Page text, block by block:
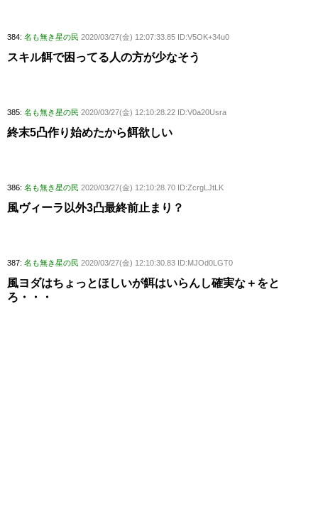
384: 名も無き星の民 2020/03/27(金) 12:07:33.85 ID:V5OK+34u0
スキル餌で困ってる人の方が少なそう
385: 名も無き星の民 2020/03/27(金) 12:10:28.22 ID:V0a20Usra
終末5凸作り始めたから餌欲しい
386: 名も無き星の民 2020/03/27(金) 12:10:28.70 ID:ZcrgLJtLK
風ヴィーラ以外3凸最終前止まり？
387: 名も無き星の民 2020/03/27(金) 12:10:30.83 ID:MJOd0LGT0
風ヨダはちょっとほしいが餌はいらんし確実な＋をと
ろ・・・